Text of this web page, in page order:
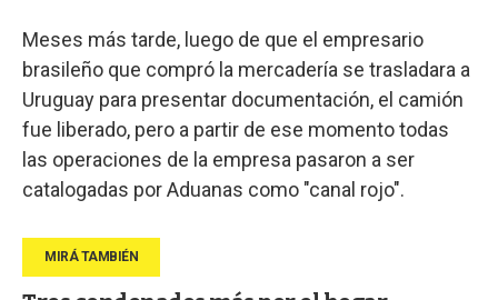
Meses más tarde, luego de que el empresario
brasileño que compró la mercadería se trasladara a
Uruguay para presentar documentación, el camión
fue liberado, pero a partir de ese momento todas
las operaciones de la empresa pasaron a ser
catalogadas por Aduanas como "canal rojo".